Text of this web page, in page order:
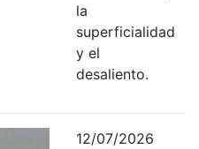
la
superficialidad
y el
desaliento.
12/07/2026